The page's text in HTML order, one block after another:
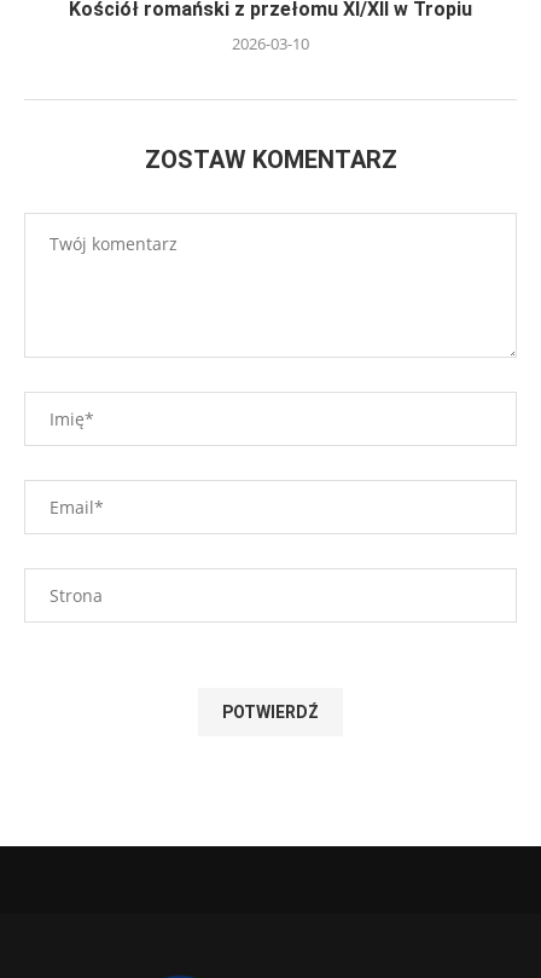
Kościół romański z przełomu XI/XII w Tropiu
2026-03-10
ZOSTAW KOMENTARZ